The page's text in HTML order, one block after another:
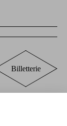
Billetterie